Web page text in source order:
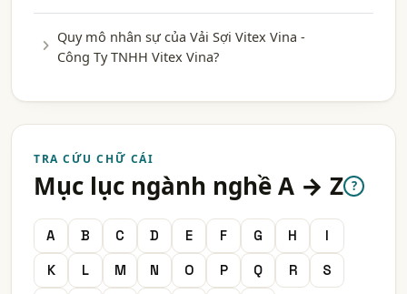
Quy mô nhân sự của Vải Sợi Vitex Vina -
Công Ty TNHH Vitex Vina?
TRA CỨU CHỮ CÁI
Mục lục ngành nghề A → Z ?
A B C D E F G H
I
K
L M N O P Q R
S